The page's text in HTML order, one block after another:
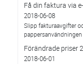
Få din faktura via
2018-06-08
Slipp fakturaavgifter
Förändrade priser
2018-06-01